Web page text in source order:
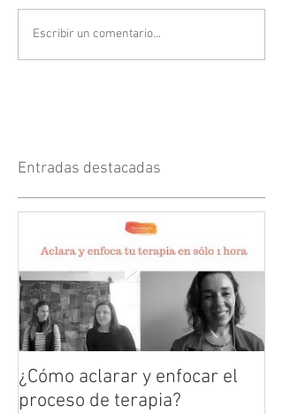
Escribir un comentario...
Entradas destacadas
¿Cómo aclarar y enfocar el
proceso de terapia?